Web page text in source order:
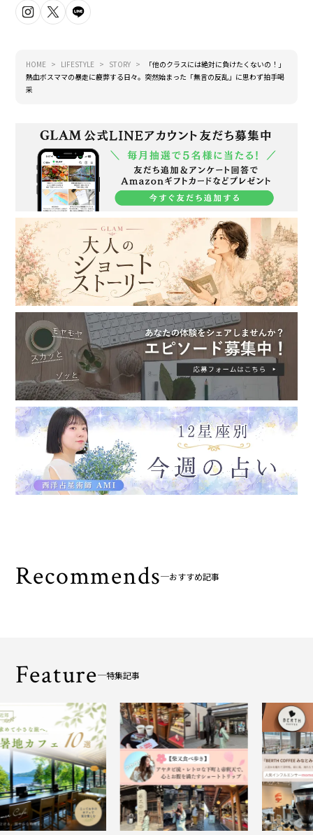
HOME LIFESTYLE STORY
「他のクラスには絶対に負けたくないの！」
熱血ボスママの暴走に疲弊する日々。突然始まった「無言の反乱」に思わず拍手喝
采
Recommends おすすめ記事
Feature 特集記事